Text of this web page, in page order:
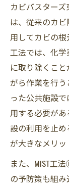
カビバスター
は、従来のカ
用してカビの
工法では、化
に取り除くこ
がら作業を行
った公共施設
用する必要が
設の利用を止
が大きなメリッ
また、MIST工
の予防策も組